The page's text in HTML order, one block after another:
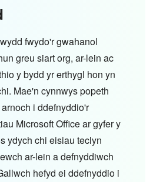
fwydo'r gwahanol
greu siart org, ar-lein ac
y bydd yr erthygl hon yn
Mae'n cynnwys popeth
i ddefnyddio'r
Microsoft Office ar gyfer y
ydych chi eisiau teclyn
ar-lein a defnyddiwch
hefyd ei ddefnyddio i